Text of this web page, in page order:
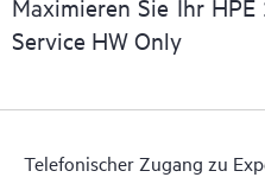
der HPE Tech Care Service
Portal, ein erweitertes und
Supportverträgen liefert, die
Verwaltung ihrer Assets. Sie
Maximieren Sie Ihr
Service HW Only
Telefonischer Zugang zu